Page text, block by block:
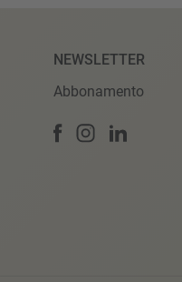
NEWSLETTER
Abbonamento